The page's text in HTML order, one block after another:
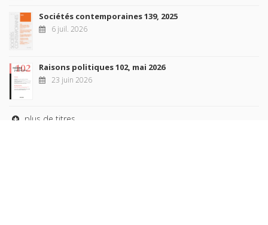
Sociétés contemporaines 139, 2025
6 juil. 2026
Raisons politiques 102, mai 2026
23 juin 2026
plus de titres